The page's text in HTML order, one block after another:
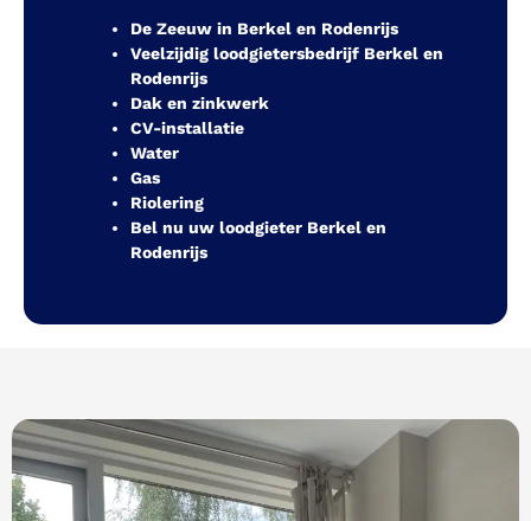
De Zeeuw in Berkel en Rodenrijs
Veelzijdig loodgietersbedrijf Berkel en
Rodenrijs
Dak en zinkwerk
CV-installatie
Water
Gas
Riolering
Bel nu uw loodgieter Berkel en
Rodenrijs